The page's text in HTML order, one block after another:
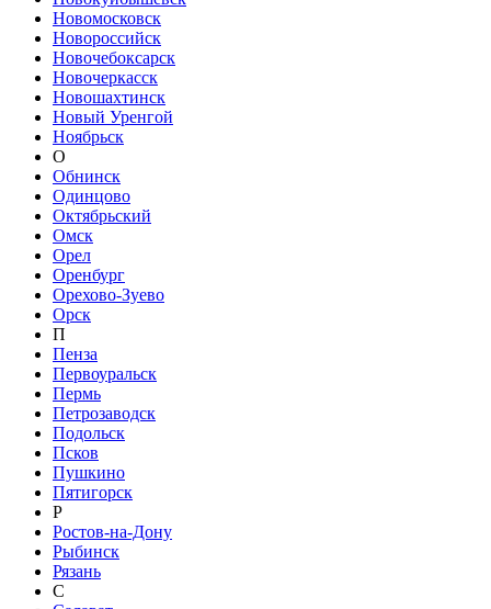
Новомосковск
Новороссийск
Новочебоксарск
Новочеркасск
Новошахтинск
Новый Уренгой
Ноябрьск
О
Обнинск
Одинцово
Октябрьский
Омск
Орел
Оренбург
Орехово-Зуево
Орск
П
Пенза
Первоуральск
Пермь
Петрозаводск
Подольск
Псков
Пушкино
Пятигорск
Р
Ростов-на-Дону
Рыбинск
Рязань
С